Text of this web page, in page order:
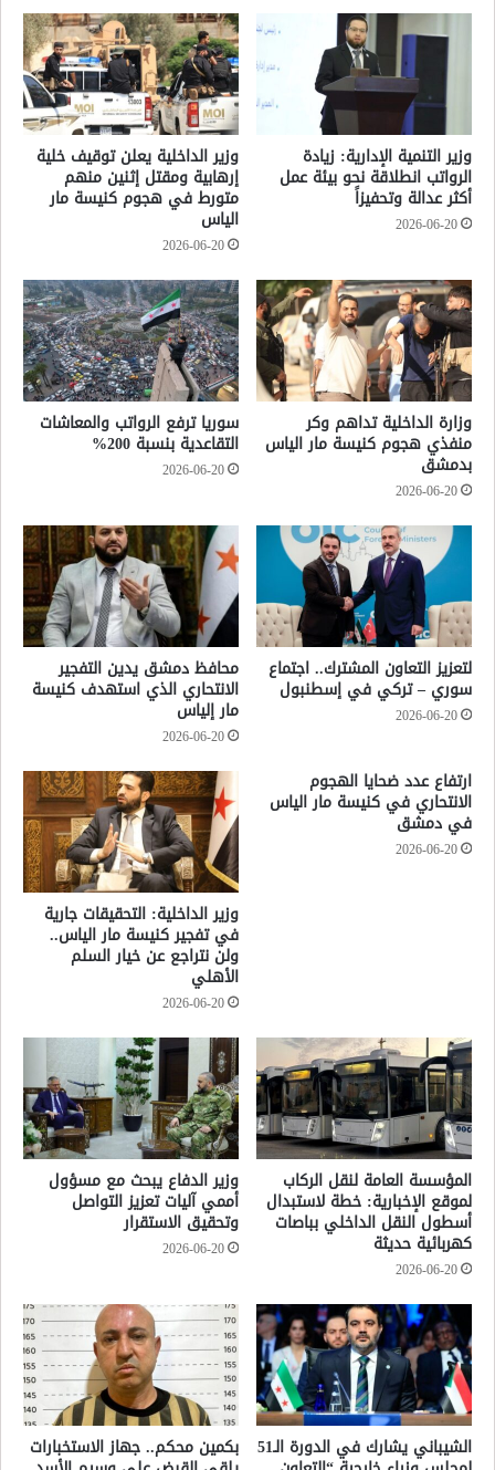
وزير التنمية الإدارية: زيادة
الرواتب انطلاقة نحو بيئة عمل
أكثر عدالة وتحفيزاً
2026-06-20
وزير الداخلية يعلن توقيف خلية
إرهابية ومقتل إثنين منهم
متورط في هجوم كنيسة مار
الياس
2026-06-20
وزارة الداخلية تداهم وكر
منفذي هجوم كنيسة مار الياس
بدمشق
2026-06-20
سوريا ترفع الرواتب والمعاشات
التقاعدية بنسبة 200%
2026-06-20
لتعزيز التعاون المشترك.. اجتماع
سوري – تركي في إسطنبول
2026-06-20
محافظ دمشق يدين التفجير
الانتحاري الذي استهدف كنيسة
مار إلياس
2026-06-20
ارتفاع عدد ضحايا الهجوم
الانتحاري في كنيسة مار الياس
في دمشق
2026-06-20
وزير الداخلية: التحقيقات جارية
في تفجير كنيسة مار الياس..
ولن نتراجع عن خيار السلم
الأهلي
2026-06-20
المؤسسة العامة لنقل الركاب
لموقع الإخبارية: خطة لاستبدال
أسطول النقل الداخلي بباصات
كهربائية حديثة
2026-06-20
وزير الدفاع يبحث مع مسؤول
أممي آليات تعزيز التواصل
وتحقيق الاستقرار
2026-06-20
الشيباني يشارك في الدورة الـ51 بكمين محكم.. جهاز الاستخبارات